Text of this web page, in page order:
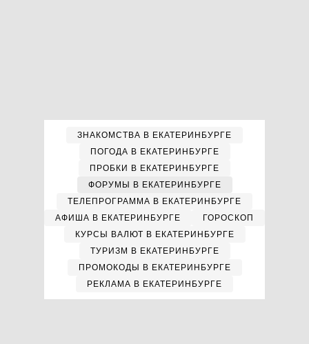
ЗНАКОМСТВА В ЕКАТЕРИНБУРГЕ
ПОГОДА В ЕКАТЕРИНБУРГЕ
ПРОБКИ В ЕКАТЕРИНБУРГЕ
ФОРУМЫ В ЕКАТЕРИНБУРГЕ
ТЕЛЕПРОГРАММА В ЕКАТЕРИНБУРГЕ
АФИША В ЕКАТЕРИНБУРГЕ
ГОРОСКОП
КУРСЫ ВАЛЮТ В ЕКАТЕРИНБУРГЕ
ТУРИЗМ В ЕКАТЕРИНБУРГЕ
ПРОМОКОДЫ В ЕКАТЕРИНБУРГЕ
РЕКЛАМА В ЕКАТЕРИНБУРГЕ